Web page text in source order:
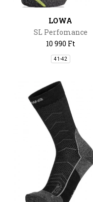
LOWA
SL Perfomance
10 990 Ft
41-42